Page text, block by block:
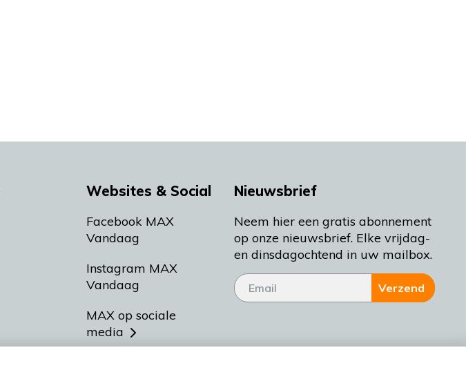
Websites & Social
Facebook MAX
Vandaag
Instagram MAX
Vandaag
MAX op sociale
media
Nieuwsbrief
Neem hier een gratis abonnement
op onze nieuwsbrief. Elke vrijdag-
en dinsdagochtend in uw mailbox.
Verzend